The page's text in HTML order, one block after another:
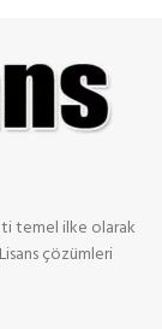
temel ilke olarak
çözümleri